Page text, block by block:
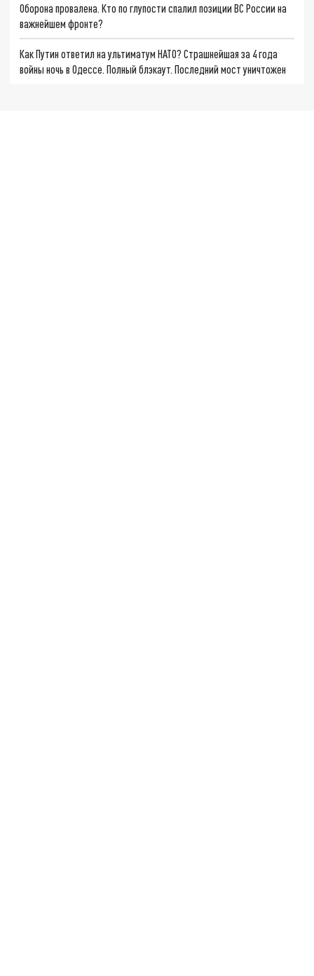
Оборона провалена. Кто по глупости спалил позиции ВС России на
важнейшем фронте?
Как Путин ответил на ультиматум НАТО? Страшнейшая за 4 года
войны ночь в Одессе. Полный блэкаут. Последний мост уничтожен